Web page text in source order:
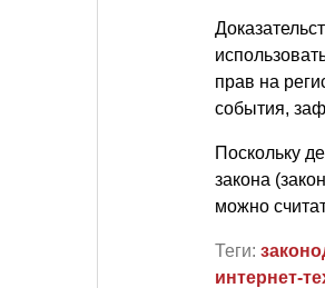
прав на
события,
Поскольку
закона
можно
Теги:
интернет-